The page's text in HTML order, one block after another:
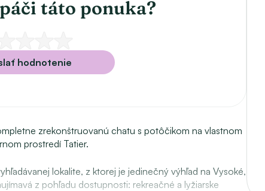
táto ponuka?
hodnotenie
zrekonštruovanú chatu s potôčikom na vlastnom
prostredí Tatier.
lokalite, z ktorej je jedinečný výhľad na Vysoké,
z pohľadu dostupnosti: rekreačné a lyžiarske